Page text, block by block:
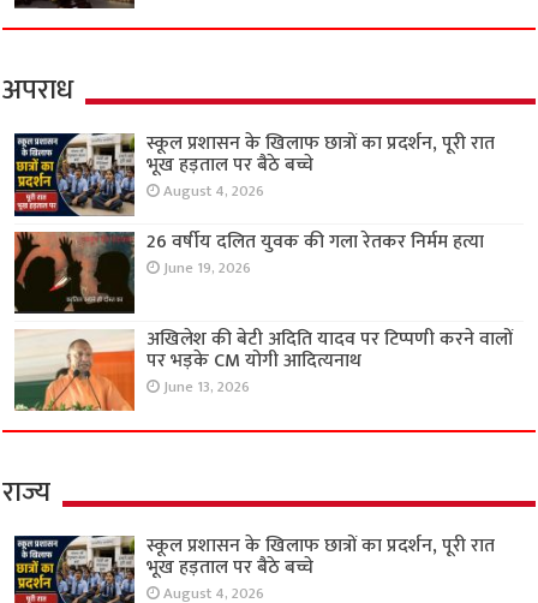
अपराध
स्कूल प्रशासन के खिलाफ छात्रों का प्रदर्शन, पूरी रात
भूख हड़ताल पर बैठे बच्चे
August 4, 2026
26 वर्षीय दलित युवक की गला रेतकर निर्मम हत्या
June 19, 2026
अखिलेश की बेटी अदिति यादव पर टिप्पणी करने वालों
पर भड़के CM योगी आदित्यनाथ
June 13, 2026
राज्य
स्कूल प्रशासन के खिलाफ छात्रों का प्रदर्शन, पूरी रात
भूख हड़ताल पर बैठे बच्चे
August 4, 2026